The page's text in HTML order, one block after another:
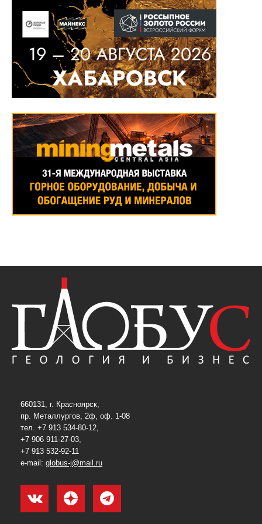
660131, г. Красноярск,
пр. Металлургов, 2ф, оф. 1-08
тел. +7 913 534-80-12,
+7 906 911-27-03,
+7 913 532-92-11
e-mail: globus-j@mail.ru